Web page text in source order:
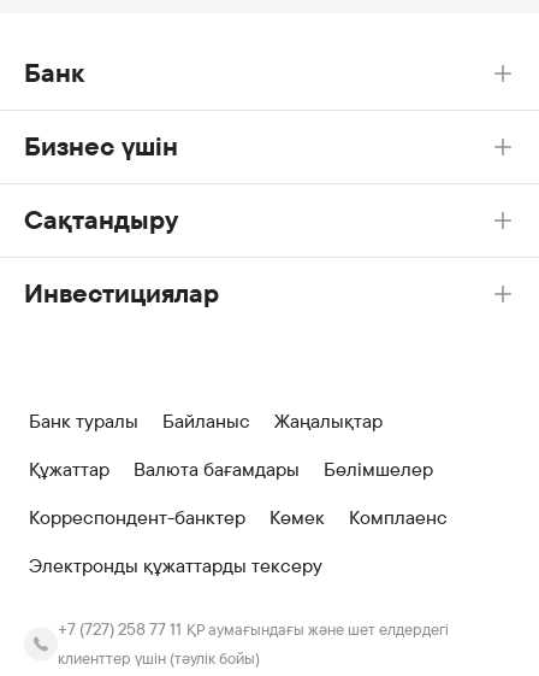
Банк
Бизнес үшін
Сақтандыру
Инвестициялар
Банк туралы Байланыс
Жаңалықтар
Құжаттар
Валюта бағамдары
Бөлімшелер
Корреспондент-банктер
Көмек
Комплаенс
Электронды құжаттарды тексеру
+7 (727) 258 77 11 ҚР аумағындағы және шет елдердегі
клиенттер үшін (тәулік бойы)